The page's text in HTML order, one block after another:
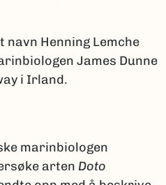
navn Henning Lemche
James Dunne
i Irland.
marinbiologen
arten Doto